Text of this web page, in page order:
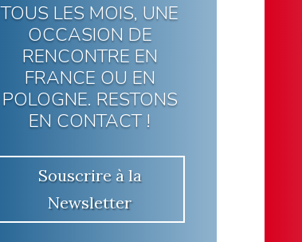
TOUS LES MOIS, UNE
OCCASION DE
RENCONTRE EN
FRANCE OU EN
POLOGNE. RESTONS
EN CONTACT !
Souscrire à la
Newsletter